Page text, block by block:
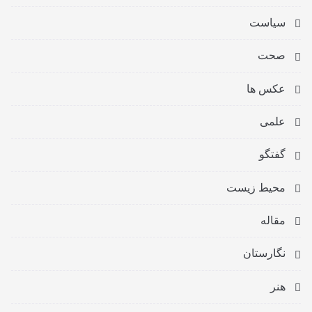
سیاست
صحت
عکس ها
علمی
گفتگو
محیط زیست
مقاله
نگارستان
هنر